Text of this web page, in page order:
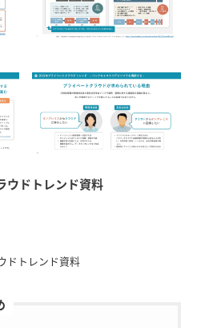
ウドトレンド資料
ドトレンド資料